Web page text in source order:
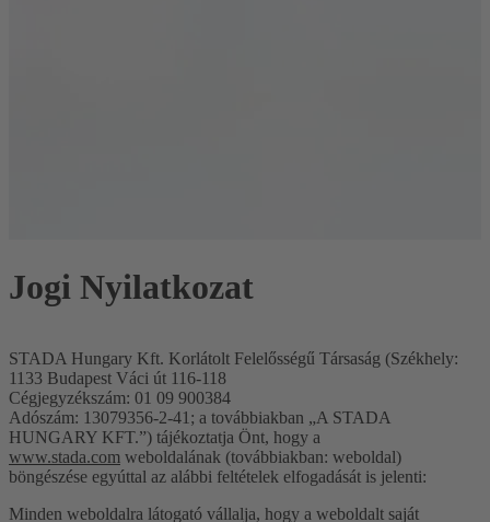
Jogi Nyilatkozat
STADA Hungary Kft. Korlátolt Felelősségű Társaság (Székhely:
1133 Budapest Váci út 116-118
Cégjegyzékszám: 01 09 900384
Adószám: 13079356-2-41; a továbbiakban „A STADA
HUNGARY KFT.”) tájékoztatja Önt, hogy a
www.stada.com weboldalának (továbbiakban: weboldal)
böngészése egyúttal az alábbi feltételek elfogadását is jelenti:
Minden weboldalra látogató vállalja, hogy a weboldalt saját